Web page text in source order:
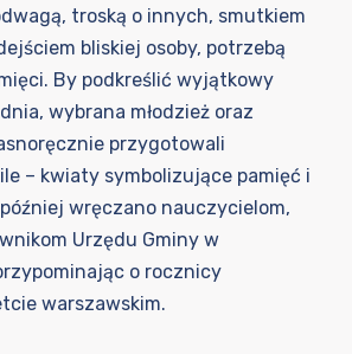
troską o innych, smutkiem
bliskiej osoby, potrzebą
By podkreślić wyjątkowy
wybrana młodzież oraz
przygotowali
– kwiaty symbolizujące pamięć i
wręczano nauczycielom,
Urzędu Gminy w
o rocznicy
warszawskim.